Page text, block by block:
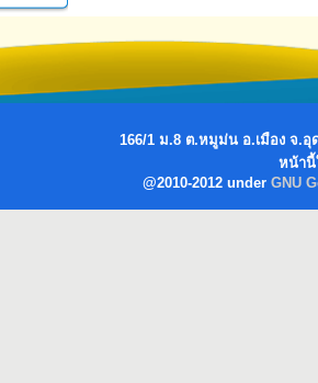
166/1 ม.8 ต.หมูม่น อ.เมือง จ.อุ
หน้านี้
@2010-2012 under GNU